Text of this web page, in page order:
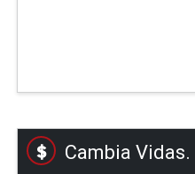
Cambia